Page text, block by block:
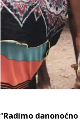
“Radimo danonoćno